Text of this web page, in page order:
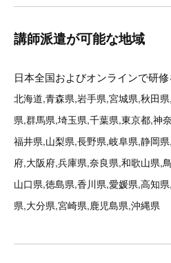
講師派遣が可能な地域
日本全国およびオンラインで研
北海道,青森県,岩手県,宮城県,秋田
県,群馬県,埼玉県,千葉県,東京都,神
福井県,山梨県,長野県,岐阜県,静岡
府,大阪府,兵庫県,奈良県,和歌山県,
山口県,徳島県,香川県,愛媛県,高知
県,大分県,宮崎県,鹿児島県,沖縄県